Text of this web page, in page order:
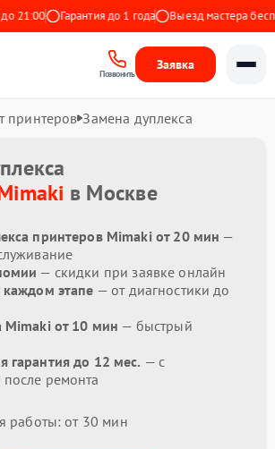
Гарантия до 1 года Выезд мастера
Позвонить
Заявка
принтеров Замена дуплекса
в Москве
принтеров Mimaki от 20 мин —
— скидки при заявке онлайн
этапе — от диагностики до
Mimaki от 10 мин — быстрый
гарантия до 12 мес. — с
ремонта
работы: от 30 мин